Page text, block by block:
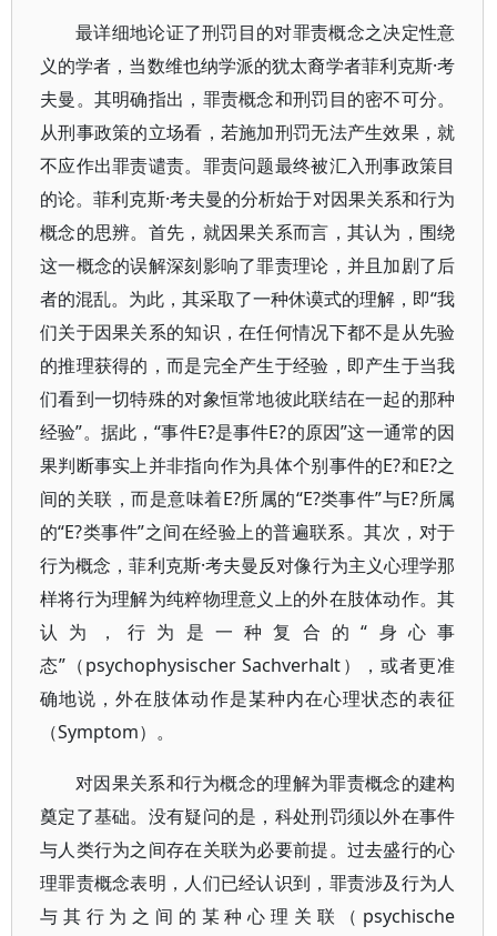
最详细地论证了刑罚目的对罪责概念之决定性意
义的学者，当数维也纳学派的犹太裔学者菲利克斯·考
夫曼。其明确指出，罪责概念和刑罚目的密不可分。
从刑事政策的立场看，若施加刑罚无法产生效果，就
不应作出罪责谴责。罪责问题最终被汇入刑事政策目
的论。菲利克斯·考夫曼的分析始于对因果关系和行为
概念的思辨。首先，就因果关系而言，其认为，围绕
这一概念的误解深刻影响了罪责理论，并且加剧了后
者的混乱。为此，其采取了一种休谟式的理解，即“我
们关于因果关系的知识，在任何情况下都不是从先验
的推理获得的，而是完全产生于经验，即产生于当我
们看到一切特殊的对象恒常地彼此联结在一起的那种
经验”。据此，“事件E?是事件E?的原因”这一通常的因
果判断事实上并非指向作为具体个别事件的E?和E?之
间的关联，而是意味着E?所属的“E?类事件”与E?所属
的“E?类事件”之间在经验上的普遍联系。其次，对于
行为概念，菲利克斯·考夫曼反对像行为主义心理学那
样将行为理解为纯粹物理意义上的外在肢体动作。其
认为，行为是一种复合的“身心事
态”（psychophysischer Sachverhalt），或者更准
确地说，外在肢体动作是某种内在心理状态的表征
（Symptom）。
对因果关系和行为概念的理解为罪责概念的建构
奠定了基础。没有疑问的是，科处刑罚须以外在事件
与人类行为之间存在关联为必要前提。过去盛行的心
理罪责概念表明，人们已经认识到，罪责涉及行为人
与其行为之间的某种心理关联（psychische